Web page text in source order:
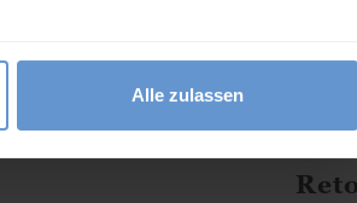
Alle zulassen